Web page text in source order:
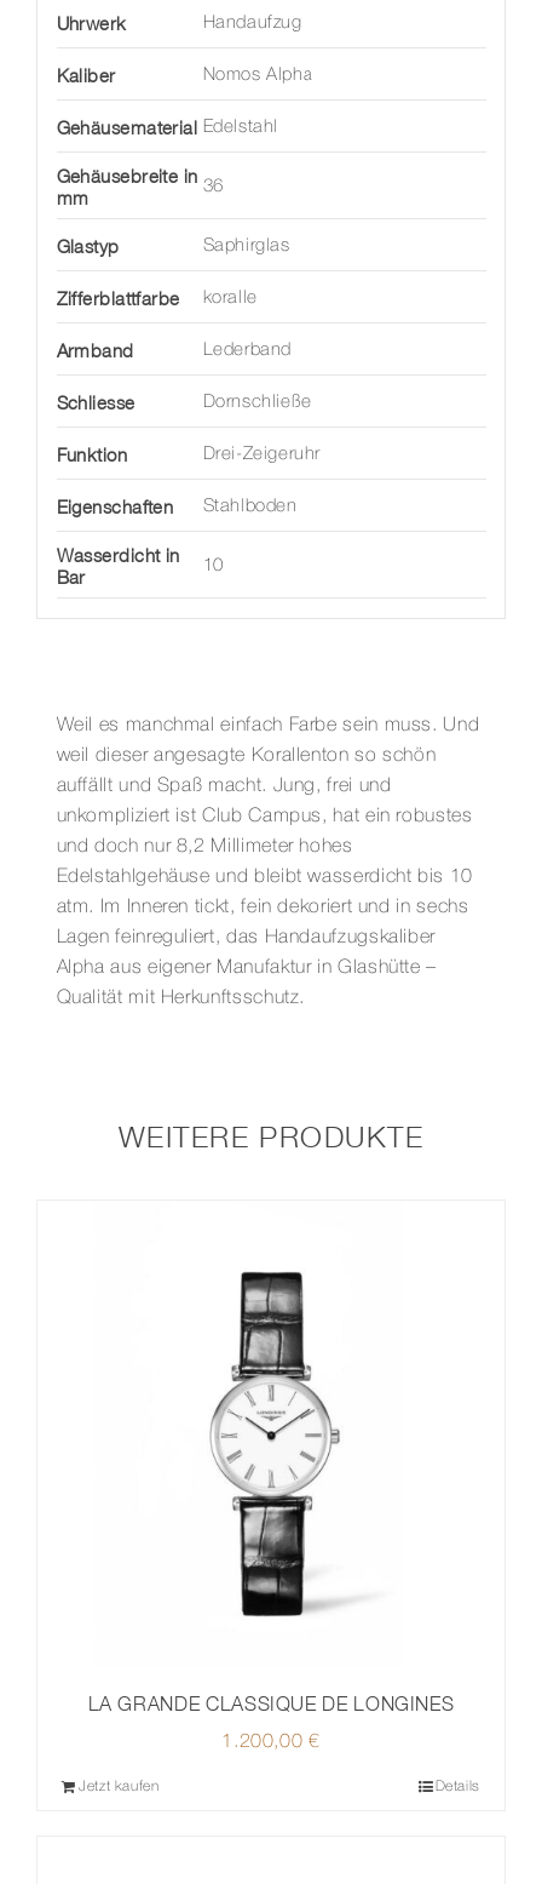
Uhrwerk Handaufzug
Kaliber Nomos Alpha
Gehäusematerial Edelstahl
Gehäusebreite in
mm
36
Glastyp Saphirglas
Zifferblattfarbe koralle
Armband Lederband
Schliesse Dornschließe
Funktion Drei-Zeigeruhr
Eigenschaften Stahlboden
Wasserdicht in
Bar
10
Weil es manchmal einfach Farbe sein muss. Und
weil dieser angesagte Korallenton so schön
auffällt und Spaß macht. Jung, frei und
unkompliziert ist Club Campus, hat ein robustes
und doch nur 8,2 Millimeter hohes
Edelstahlgehäuse und bleibt wasserdicht bis 10
atm. Im Inneren tickt, fein dekoriert und in sechs
Lagen feinreguliert, das Handaufzugskaliber
Alpha aus eigener Manufaktur in Glashütte –
Qualität mit Herkunftsschutz.
WEITERE PRODUKTE
LA GRANDE CLASSIQUE DE LONGINES
1.200,00€
Jetzt kaufen Details